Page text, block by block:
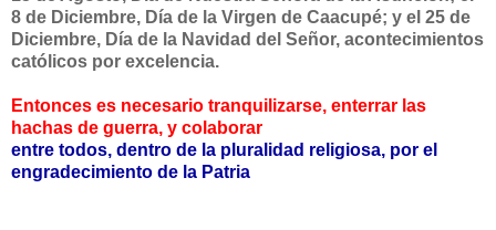
8 de Diciembre, Día de la Virgen de Caacupé; y el 25 de
Diciembre, Día de la Navidad del Señor, acontecimientos
católicos por excelencia.
Entonces es necesario tranquilizarse, enterrar las
hachas de guerra, y colaborar
entre todos, dentro de la pluralidad religiosa, por el
engradecimiento de la Patria